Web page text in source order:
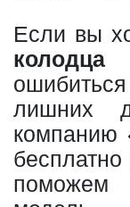
Если вы
лишних
поможем